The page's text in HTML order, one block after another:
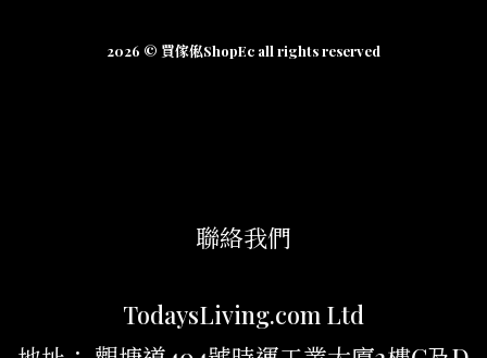
2026 © 買傢俬ShopEc all rights reserved
聯絡我們
TodaysLiving.com Ltd